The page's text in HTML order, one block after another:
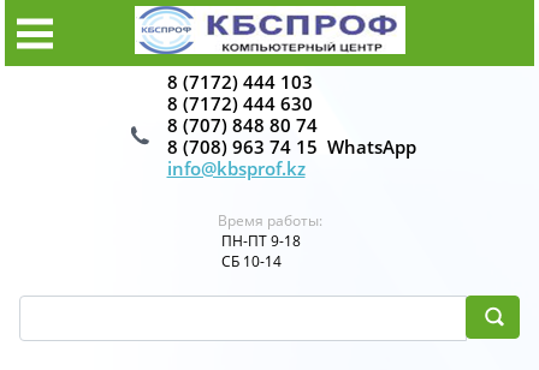
8 (7172) 444 103
8 (7172) 444 630
8 (707) 848 80 74
8 (708) 963 74 15 WhatsApp
info@kbsprof.kz
Время работы:
ПН-ПТ 9-18
СБ 10-14